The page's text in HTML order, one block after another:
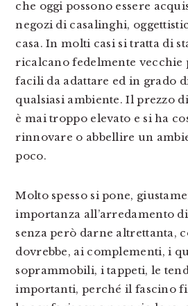
che oggi possono essere
negozi di casalinghi,
casa. In molti casi si tratta di
ricalcano fedelmente vecchie
facili da adattare ed in grado
qualsiasi ambiente. Il prezzo
è mai troppo elevato e si ha
rinnovare o abbellire un
poco.
Molto spesso si pone,
importanza all’arredamento
senza però darne altrettanta,
dovrebbe, ai complementi, i
soprammobili, i tappeti, le
importanti, perché il fascino